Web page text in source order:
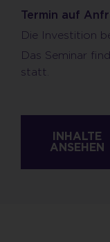
Termin auf
Die Investition
Das Seminar
statt.
INHALTE
ANSEHEN